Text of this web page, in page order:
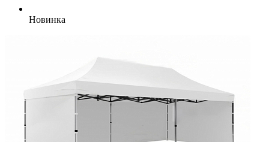
Новинка